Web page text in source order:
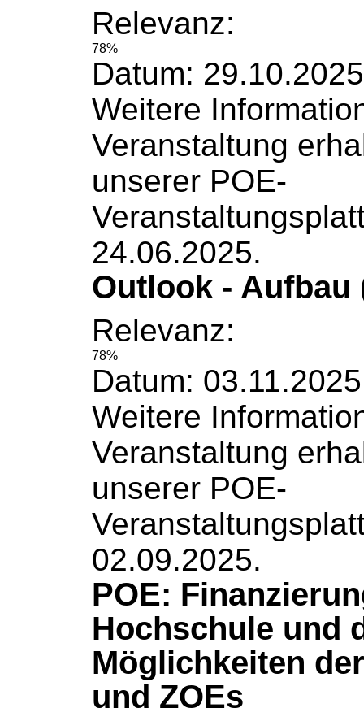
Relevanz:
78%
Datum:
Weitere
Veranstaltung
unserer POE-
24.06.2025.
Outlook - Aufbau
Relevanz:
78%
Datum:
Weitere
Veranstaltung
unserer POE-
02.09.2025.
POE:
Hochschule und
Möglichkeiten
und ZOEs